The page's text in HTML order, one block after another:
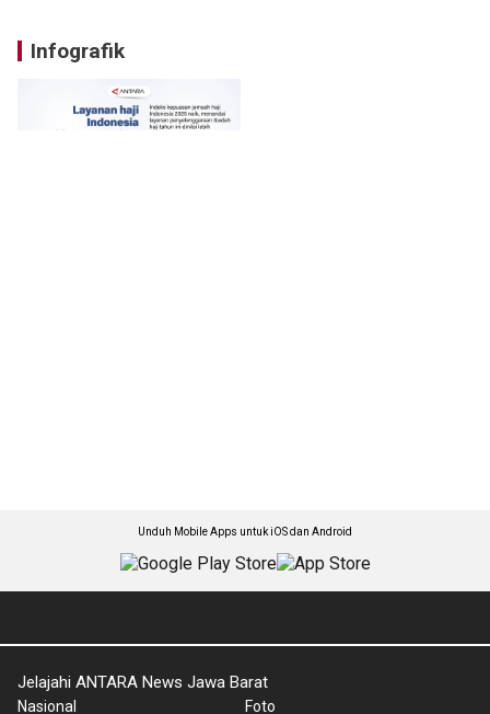
Infografik
Unduh Mobile Apps untuk iOS dan Android
Jelajahi ANTARA News Jawa Barat
Nasional Foto